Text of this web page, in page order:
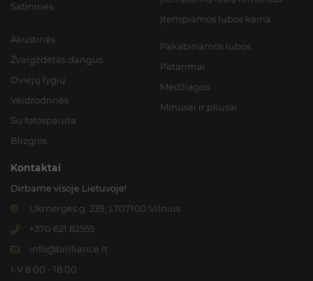
Satininės
Akustinės
Žvaigždėtas dangus
Dviejų lygių
Veidrodrinės
Su fotospauda
Blizgios
Įtempiamos lubos kaina
Pakabinamos lubos
Patarimai
Medžiagos
Minusai ir pliusai
Kontaktai
Dirbame visoje Lietuvoje!
Ukmergės g. 239, LT07100 Vilnius
+370 621 82555
info@brilliance.lt
I-V 8:00 - 18:00